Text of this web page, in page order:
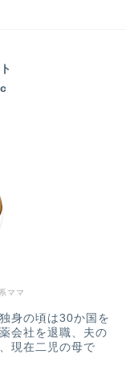
ママ
身の頃は30か国を
会社を退職、夫の
現在二児の母で
低下症（橋本
メリカ生活
ーの記憶
文・中学
受験